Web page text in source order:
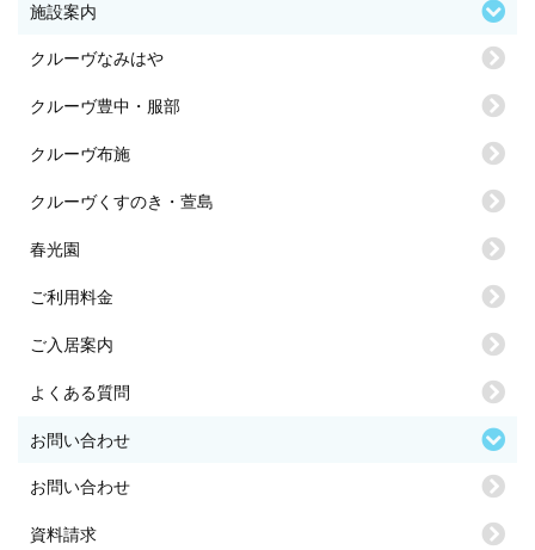
施設案内
クルーヴなみはや
クルーヴ豊中・服部
クルーヴ布施
クルーヴくすのき・萱島
春光園
ご利用料金
ご入居案内
よくある質問
お問い合わせ
お問い合わせ
資料請求